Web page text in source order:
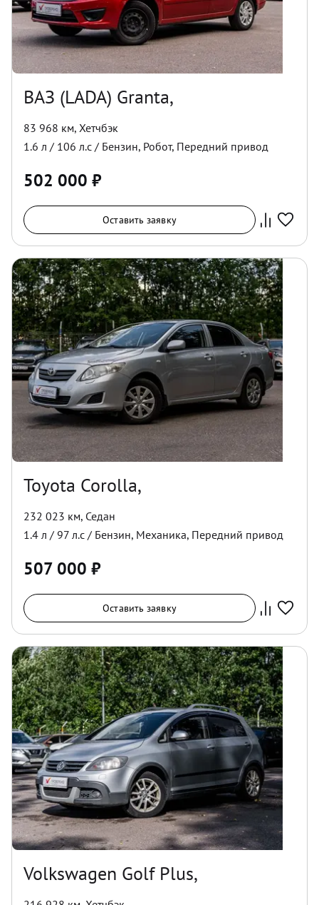
ВАЗ (LADA) Granta,
83 968 км, Хетчбэк
1.6 л / 106 л.с / Бензин, Робот, Передний привод
502 000 ₽
Оставить заявку
Toyota Corolla,
232 023 км, Седан
1.4 л / 97 л.с / Бензин, Механика, Передний привод
507 000 ₽
Оставить заявку
Volkswagen Golf Plus,